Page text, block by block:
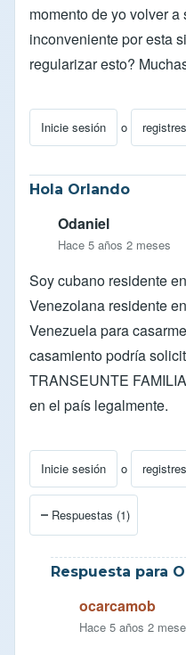
momento de yo volver
inconveniente por esta
regularizar esto?
Inicie sesión o
Hola Orlando
Odaniel
Hace 5 años 2 meses
Soy cubano residente
Venezolana residente
Venezuela para
casamiento podría
TRANSEUNTE
en el país legalmente.
Inicie sesión o
Respuestas (1)
Respuesta para
ocarcamob
Hace 5 años 2